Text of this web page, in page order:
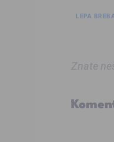
LEPA
Znate